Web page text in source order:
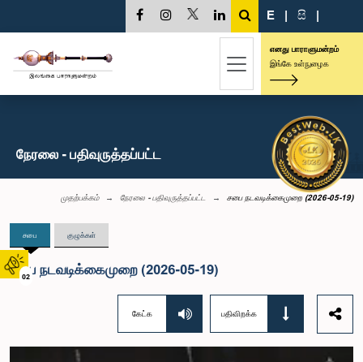
02
E | සි |
எனது பாராளுமன்றம்
இங்கே உள்நுழைக
நேரலை - பதிவுருத்தப்பட்ட
முதற்பக்கம் நேரலை - பதிவுருத்தப்பட்ட சபை நடவடிக்கைமுறை (2026-05-19)
சபை குழுக்கள்
சபை நடவடிக்கைமுறை (2026-05-19)
கேட்க பதிவிறக்க